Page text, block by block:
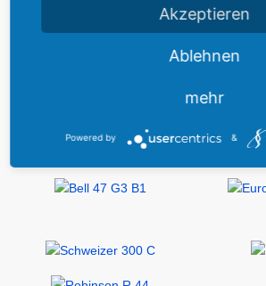
Akzeptieren
Ablehnen
mehr
Powered by &